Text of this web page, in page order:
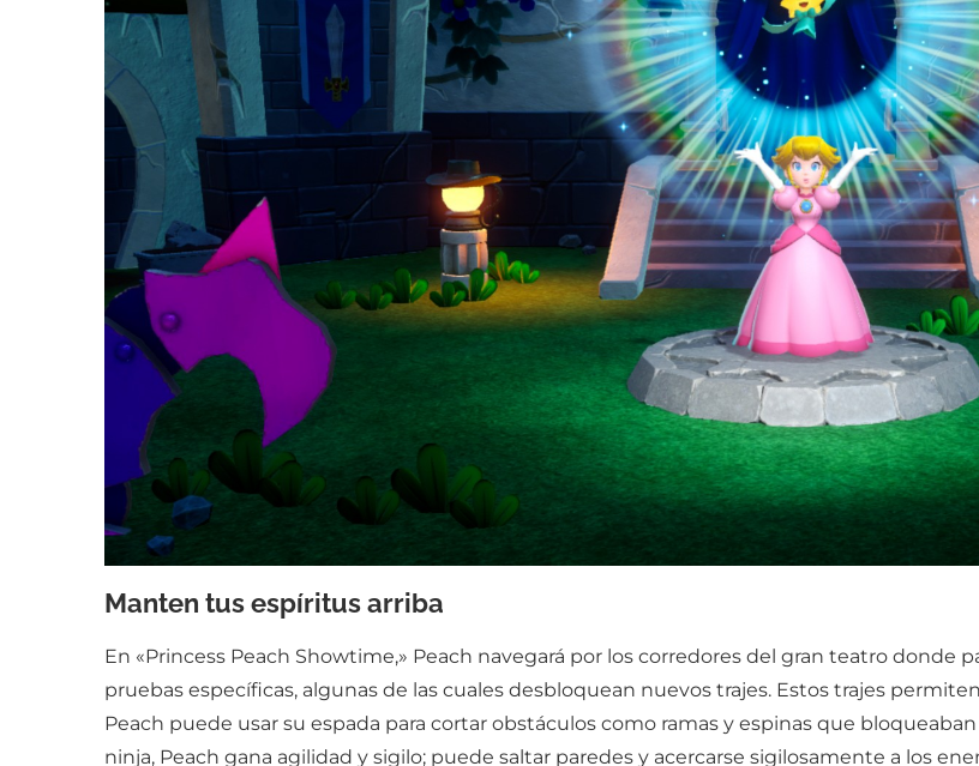
Manten tus espíritus arriba
En «Princess Peach Showtime,» Peach navegará por los corredores del gran teatro donde
pruebas específicas, algunas de las cuales desbloquean nuevos trajes. Estos trajes
Peach puede usar su espada para cortar obstáculos como ramas y espinas que
ninja, Peach gana agilidad y sigilo; puede saltar paredes y acercarse sigilosamente a los